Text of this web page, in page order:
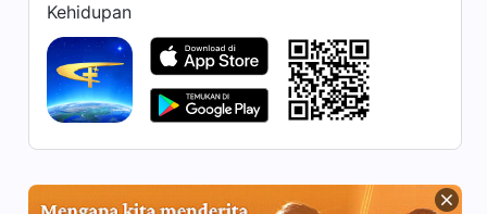
9:11
Masuk ke Dalam Kehidupan |
Kutipan 459
Firman Tuhan Harian: Jalan
Kehidupan